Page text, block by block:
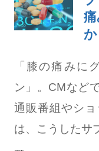
か
「膝の痛みに
ン」。CMなど
通販番組やシ
は、こうしたサ